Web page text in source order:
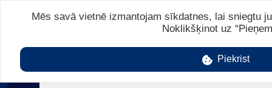
Mēs savā vietnē izmantojam sīkdatnes, lai sniegtu
Noklikšķinot uz
Piekrist